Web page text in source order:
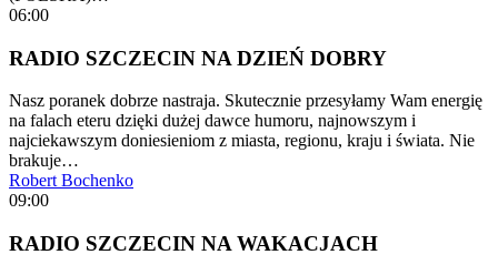
06:00
RADIO SZCZECIN NA DZIEŃ DOBRY
Nasz poranek dobrze nastraja. Skutecznie przesyłamy Wam energię
na falach eteru dzięki dużej dawce humoru, najnowszym i
najciekawszym doniesieniom z miasta, regionu, kraju i świata. Nie
brakuje…
Robert Bochenko
09:00
RADIO SZCZECIN NA WAKACJACH